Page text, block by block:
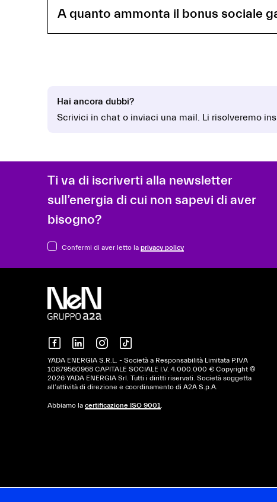
A quanto ammonta il bonus sociale
Hai ancora dubbi?
Scrivici in chat o inviaci una mail. Li risolveremo
Ti va di iscriverti alla newsletter
sull’energia di cui non sapevi di aver
bisogno?
Confermi di aver letto la privacy policy
YADA ENERGIA S.R.L. - Società a Responsabilità Limitata P.IVA
10879560968 CAPITALE SOCIALE I.V. 4.000.000 € Copyright ©
2026 YADA ENERGIA Srl. Tutti i diritti riservati. Società soggetta
all’attività di direzione e coordinamento di A2A S.p.A.
Abbiamo la certificazione ISO 9001